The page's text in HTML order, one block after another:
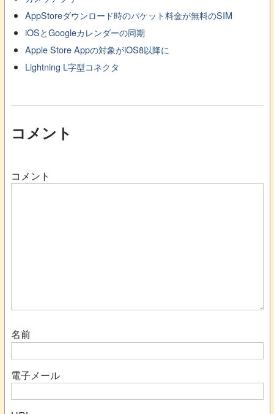
AppStoreダウンロード時のパケット料金が無料のSIM
iOSとGoogleカレンダーの同期
Apple Store Appの対象がiOS8以降に
Lightning L字型コネクタ
コメント
コメント
名前
電子メール